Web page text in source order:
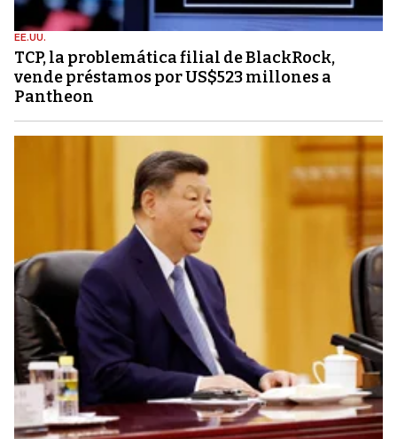
EE.UU.
TCP, la problemática filial de BlackRock,
vende préstamos por US$523 millones a
Pantheon